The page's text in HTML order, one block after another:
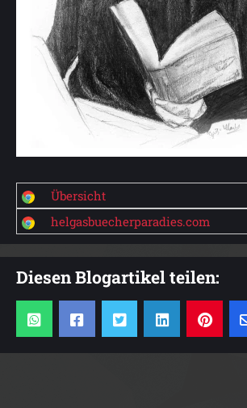
Übersicht
helgasbuecherparadies.com
Diesen Blogartikel teilen: